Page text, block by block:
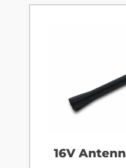
16V